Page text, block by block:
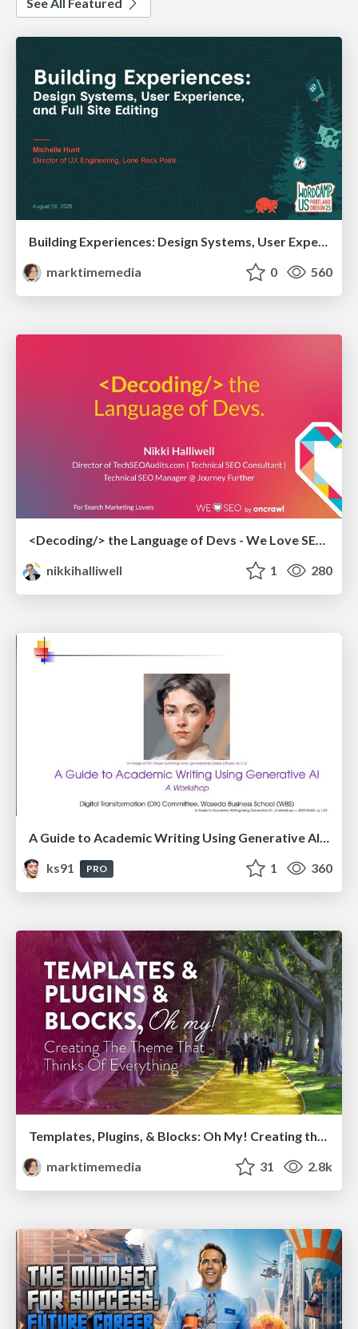
Building Experiences: Design Systems, User Experience, and Full Site Editing
marktimemedia
0 560
<Decoding/> the Language of Devs - We Love SEO 2024
nikkihalliwell
1 280
A Guide to Academic Writing Using Generative AI - A Workshop
ks91
PRO 1 360
marktimemedia
31 2.8k